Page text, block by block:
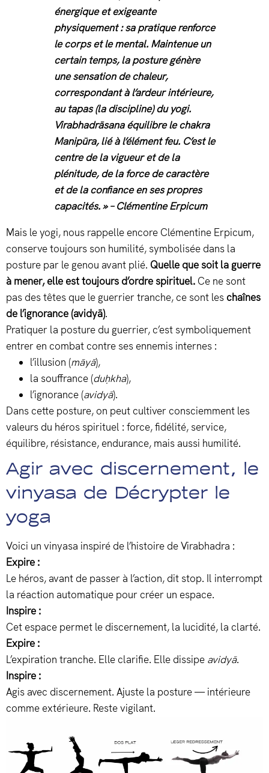
énergique et exigeante
physiquement : sa pratique renforce
le corps et le mental. Maintenue un
certain temps, la posture génère
une sensation de chaleur,
correspondant à l’ardeur intérieure,
au tapas (la discipline) du yogi.
Virabhadrāsana équilibre le chakra
Manipūra, lié à l’élément feu. C’est le
centre de la vigueur et de la
plénitude, de la force de caractère
et de la confiance en ses propres
capacités. » – Clémentine Erpicum
Mais le yogi, nous rappelle encore Clémentine Erpicum,
conserve toujours son humilité, symbolisée dans la
posture par le genou avant plié. Quelle que soit la guerre
à mener, elle est toujours d’ordre spirituel. Ce ne sont
pas des têtes que le guerrier tranche, ce sont les chaînes
de l’ignorance (avidyā).
Pratiquer la posture du guerrier, c’est symboliquement
entrer en combat contre ses ennemis internes :
l’illusion (māyā),
la souffrance (duḥkha),
l’ignorance (avidyā).
Dans cette posture, on peut cultiver consciemment les
valeurs du héros spirituel : force, fidélité, service,
équilibre, résistance, endurance, mais aussi humilité.
Agir avec discernement, le
vinyasa de Décrypter le
yoga
Voici un vinyasa inspiré de l’histoire de Virabhadra :
Expire :
Le héros, avant de passer à l’action, dit stop. Il interrompt
la réaction automatique pour créer un espace.
Inspire :
Cet espace permet le discernement, la lucidité, la clarté.
Expire :
L’expiration tranche. Elle clarifie. Elle dissipe avidyā.
Inspire :
Agis avec discernement. Ajuste la posture — intérieure
comme extérieure. Reste vigilant.